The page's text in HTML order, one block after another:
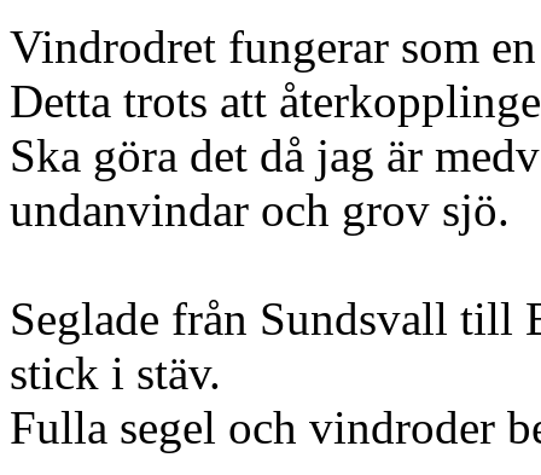
Vindrodret fungerar som
Detta trots att
Ska göra det då jag är
undanvindar och grov sjö.
Seglade från Sundsvall till
stick i stäv.
Fulla segel och vindroder